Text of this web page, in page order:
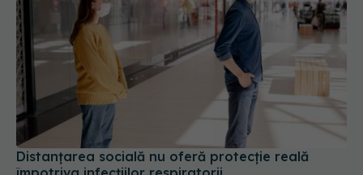
Distanțarea socială nu oferă protecție reală
împotriva infecțiilor respiratorii
07 aug 2025, 08:33